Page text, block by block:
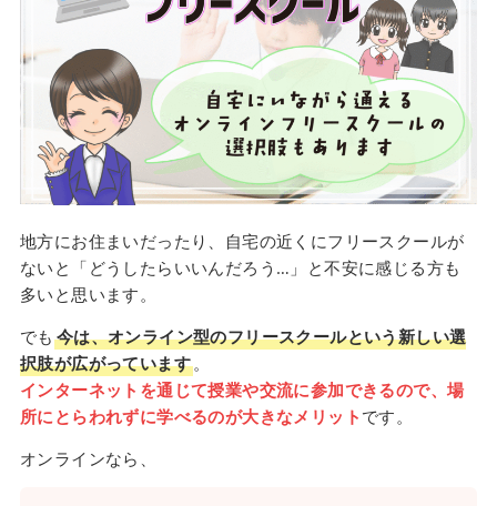
地方にお住まいだったり、自宅の近くにフリースクールが
ないと「どうしたらいいんだろう…」と不安に感じる方も
多いと思います。
でも 今は、オンライン型のフリースクールという新しい選
択肢が広がっています。
インターネットを通じて授業や交流に参加できるので、場
所にとらわれずに学べるのが大きなメリット です。
オンラインなら、